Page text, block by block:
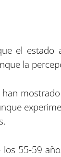
el estado
la
55-59